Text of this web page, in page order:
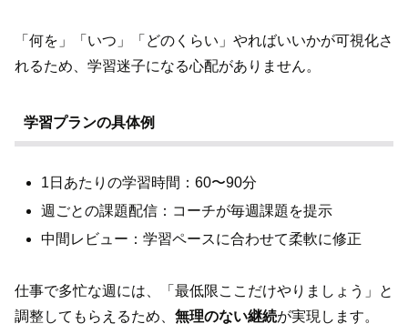
「何を」「いつ」「どのくらい」やればいいかが可視化さ
れるため、学習迷子になる心配がありません。
学習プランの具体例
1日あたりの学習時間：60〜90分
週ごとの課題配信：コーチが毎週課題を提示
中間レビュー：学習ペースに合わせて柔軟に修正
仕事で多忙な週には、「最低限ここだけやりましょう」と
調整してもらえるため、 無理のない継続が実現します。